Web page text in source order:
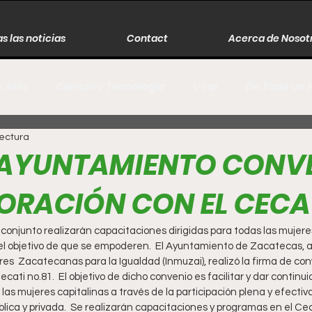
las noticias Contact Acerca de
Literatura Internacional Moda Cine
Espectáculos Economía David Monreal Ávila
CON EL
realizarán capacitaciones dirigidas para todas las
objetivo de que se empoderen.  El Ayuntamiento de Zacatecas,
Zacatecanas para la Igualdad (Inmuzai), realizó la firma de
no.81.  El objetivo de dicho convenio es facilitar y dar
mujeres capitalinas a través de la participación plena y
y privada.  Se realizarán capacitaciones y programas en el